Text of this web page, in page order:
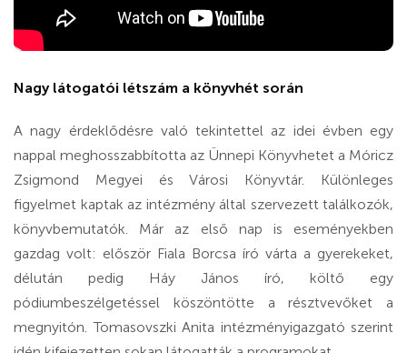
Nagy látogatói létszám a könyvhét során
A nagy érdeklődésre való tekintettel az idei évben egy
nappal meghosszabbította az Ünnepi Könyvhetet a Móricz
Zsigmond Megyei és Városi Könyvtár. Különleges
figyelmet kaptak az intézmény által szervezett találkozók,
könyvbemutatók. Már az első nap is eseményekben
gazdag volt: először Fiala Borcsa író várta a gyerekeket,
délután pedig Háy János író, költő egy
pódiumbeszélgetéssel köszöntötte a résztvevőket a
megnyitón. Tomasovszki Anita intézményigazgató szerint